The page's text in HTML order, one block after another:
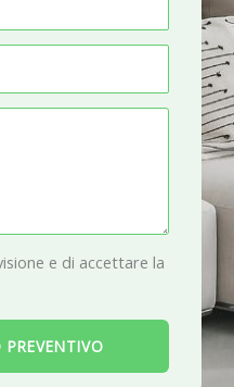
e di accettare la